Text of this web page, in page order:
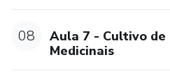
08
Aula 7 - Cultivo de
Medicinais